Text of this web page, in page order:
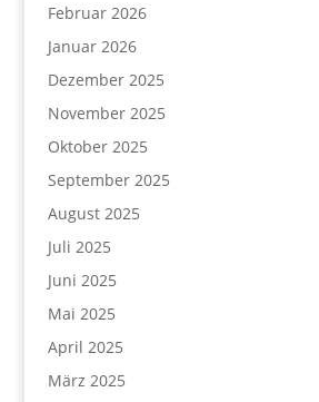
Februar 2026
Januar 2026
Dezember 2025
November 2025
Oktober 2025
September 2025
August 2025
Juli 2025
Juni 2025
Mai 2025
April 2025
März 2025